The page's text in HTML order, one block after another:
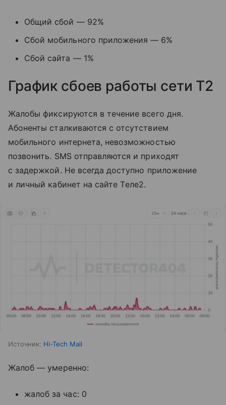
Общий сбой — 92%
Сбой мобильного приложения — 6%
Сбой сайта — 1%
График сбоев работы сети T2
Жалобы фиксируются в течение всего дня.
Абоненты сталкиваются с отсутствием
мобильного интернета, невозможностью
позвонить. SMS отправляются и приходят
с задержкой. Не всегда доступно приложение
и личный кабинет на сайте Tеле2.
Источник: Hi-Tech Mail
Жалоб — умеренно:
жалоб за час: 0